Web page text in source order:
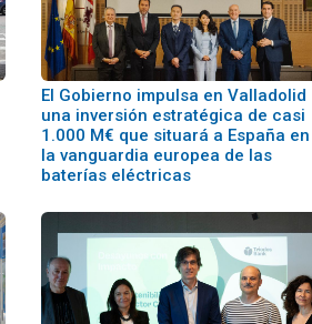
El Gobierno impulsa en Valladolid
una inversión estratégica de casi
1.000 M€ que situará a España en
la vanguardia europea de las
baterías eléctricas